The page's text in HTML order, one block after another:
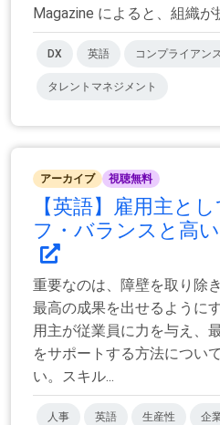
Magazine によると、組織が
DX 英語 コンプライアン
タレントマネジメント
アーカイブ 視聴無料
【英語】雇用主と
フ・バランスと高
重要なのは、障壁を取り除
最高の成果を出せるように
用主が従業員に力を与え、
をサポートする方法につい
い。スキル...
人事 英語 生産性 企